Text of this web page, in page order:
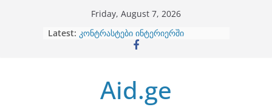
Friday, August 7, 2026
Latest: ბინების გაერთიანება
კონტრასტები ინტერიერში
ინტერიერის დიზიანი
არტემიდი წარმოგიდგენთ
Aid.ge